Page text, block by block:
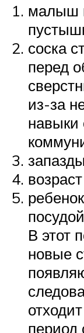
малыш
соска
перед
из-за
навыки
В этот
новые
период